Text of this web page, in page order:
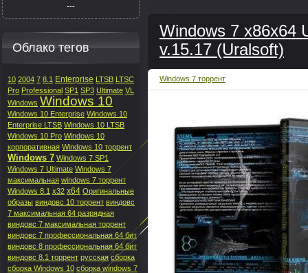
Windows 7 x86x64
v.15.17 (Uralsoft)
Windows 7 торрент
---
Облако тегов
10 2004 7 8.1 Enterprise LTSB LTSC
Pro Professional SP1 SP3 Ultimate VL
Windows Windows 10
Windows 10 Enterprise Windows 10
Enterprise LTSB Windows 10 LTSB
Windows 10 Pro Windows 10
корпоративная Windows 10 торрент
Windows 7 Windows 7 SP1
Windows 7 Ultimate Windows 7
максимальная windows 7 торрент
Windows 8.1 x32 x64 Оригинальные
образы виндовс 10 торрент виндовс
7 максимальная 64 разрядная
виндовс 7 максимальная торрент
виндовс 7 профессиональная 64 бит
виндовс 8 профессиональная 64 бит
виндовс 8.1 торрент русская сборка
сборка Windows 10 сборка windows 7